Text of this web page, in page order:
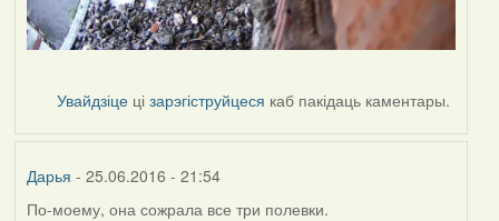
Увайдзіце цізарэгіструйцеся каб пакідаць каментары.
Дарья - 25.06.2016 - 21:54
По-моему, она сожрала все три полевки.